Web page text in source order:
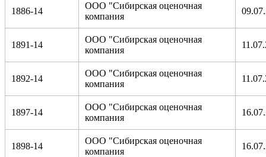
1886-14
ООО "Сибирская оценочная
компания
1891-14
ООО "Сибирская оценочная
компания
1892-14
ООО "Сибирская оценочная
компания
1897-14
ООО "Сибирская оценочная
компания
1898-14
ООО "Сибирская оценочная
компания